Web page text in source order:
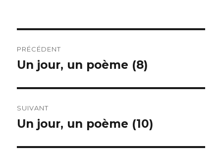
de
PRÉCÉDENT
Publication
Un jour, un poème (8)
SUIVANT
Publication
Un jour, un poème (10)